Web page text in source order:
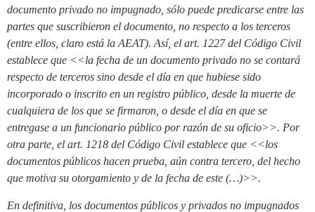
documento privado no impugnado, sólo puede predicarse entre las
partes que suscribieron el documento, no respecto a los terceros
(entre ellos, claro está la AEAT). Así, el art. 1227 del Código Civil
establece que <<la fecha de un documento privado no se contará
respecto de terceros sino desde el día en que hubiese sido
incorporado o inscrito en un registro público, desde la muerte de
cualquiera de los que se firmaron, o desde el día en que se
entregase a un funcionario público por razón de su oficio>>. Por
otra parte, el art. 1218 del Código Civil establece que <<los
documentos públicos hacen prueba, aún contra tercero, del hecho
que motiva su otorgamiento y de la fecha de este (…)>>.
En definitiva, los documentos públicos y privados no impugnados